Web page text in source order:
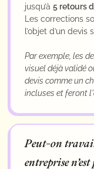
jusqu’à 5 retours
Les corrections
l’objet d’un
Par exemple, les
visuel déjà validé
devis comme un
incluses et feront
Peut-on
entreprise